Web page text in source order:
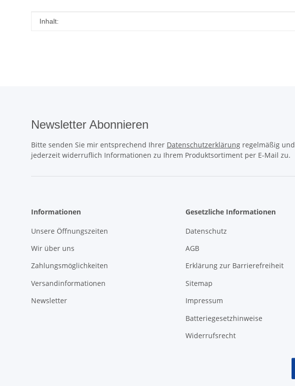
Produkteigenschaft
Wert
Inhalt:
Newsletter Abonnieren
Bitte senden Sie mir entsprechend Ihrer Datenschutzerklärung regelmäßig und
jederzeit widerruflich Informationen zu Ihrem Produktsortiment per E-Mail zu.
Informationen
Unsere Öffnungszeiten
Wir über uns
Zahlungsmöglichkeiten
Versandinformationen
Newsletter
Gesetzliche Informationen
Datenschutz
AGB
Erklärung zur Barrierefreiheit
Sitemap
Impressum
Batteriegesetzhinweise
Widerrufsrecht